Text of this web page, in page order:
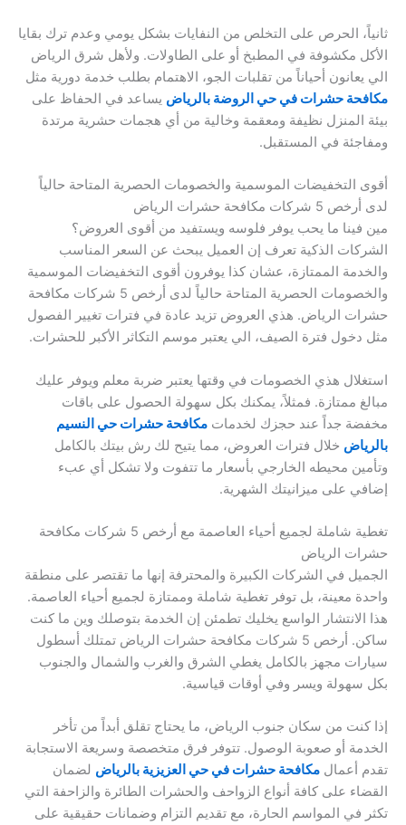
ثانياً، الحرص على التخلص من النفايات بشكل يومي وعدم ترك بقايا
الأكل مكشوفة في المطبخ أو على الطاولات. ولأهل شرق الرياض
الي يعانون أحياناً من تقلبات الجو، الاهتمام بطلب خدمة دورية مثل
مكافحة حشرات في حي الروضة بالرياض يساعد في الحفاظ على
بيئة المنزل نظيفة ومعقمة وخالية من أي هجمات حشرية مرتدة
ومفاجئة في المستقبل.
أقوى التخفيضات الموسمية والخصومات الحصرية المتاحة حالياً
لدى أرخص 5 شركات مكافحة حشرات الرياض
مين فينا ما يحب يوفر فلوسه ويستفيد من أقوى العروض؟
الشركات الذكية تعرف إن العميل يبحث عن السعر المناسب
والخدمة الممتازة، عشان كذا يوفرون أقوى التخفيضات الموسمية
والخصومات الحصرية المتاحة حالياً لدى أرخص 5 شركات مكافحة
حشرات الرياض. هذي العروض تزيد عادة في فترات تغيير الفصول
مثل دخول فترة الصيف، الي يعتبر موسم التكاثر الأكبر للحشرات.
استغلال هذي الخصومات في وقتها يعتبر ضربة معلم ويوفر عليك
مبالغ ممتازة. فمثلاً، يمكنك بكل سهولة الحصول على باقات
مخفضة جداً عند حجزك لخدمات مكافحة حشرات حي النسيم
بالرياض خلال فترات العروض، مما يتيح لك رش بيتك بالكامل
وتأمين محيطه الخارجي بأسعار ما تتفوت ولا تشكل أي عبء
إضافي على ميزانيتك الشهرية.
تغطية شاملة لجميع أحياء العاصمة مع أرخص 5 شركات مكافحة
حشرات الرياض
الجميل في الشركات الكبيرة والمحترفة إنها ما تقتصر على منطقة
واحدة معينة، بل توفر تغطية شاملة وممتازة لجميع أحياء العاصمة.
هذا الانتشار الواسع يخليك تطمئن إن الخدمة بتوصلك وين ما كنت
ساكن. أرخص 5 شركات مكافحة حشرات الرياض تمتلك أسطول
سيارات مجهز بالكامل يغطي الشرق والغرب والشمال والجنوب
بكل سهولة ويسر وفي أوقات قياسية.
إذا كنت من سكان جنوب الرياض، ما يحتاج تقلق أبداً من تأخر
الخدمة أو صعوبة الوصول. تتوفر فرق متخصصة وسريعة الاستجابة
تقدم أعمال مكافحة حشرات في حي العزيزية بالرياض لضمان
القضاء على كافة أنواع الزواحف والحشرات الطائرة والزاحفة التي
تكثر في المواسم الحارة، مع تقديم التزام وضمانات حقيقية على